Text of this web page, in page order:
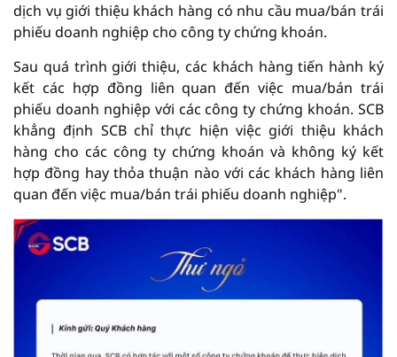
dịch vụ giới thiệu khách hàng có nhu cầu mua/bán trái
phiếu doanh nghiệp cho công ty chứng khoán.
Sau quá trình giới thiệu, các khách hàng tiến hành ký
kết các hợp đồng liên quan đến việc mua/bán trái
phiếu doanh nghiệp với các công ty chứng khoán. SCB
khẳng định SCB chỉ thực hiện việc giới thiệu khách
hàng cho các công ty chứng khoán và không ký kết
hợp đồng hay thỏa thuận nào với các khách hàng liên
quan đến việc mua/bán trái phiếu doanh nghiệp".